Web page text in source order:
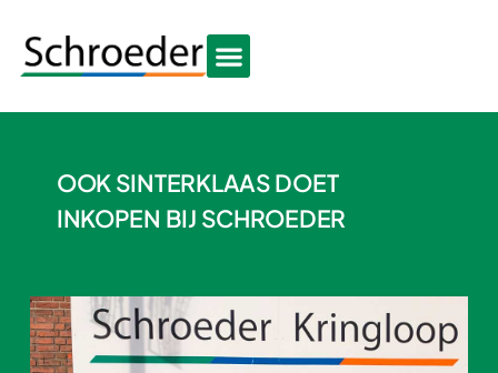
OOK SINTERKLAAS DOET
INKOPEN BIJ SCHROEDER